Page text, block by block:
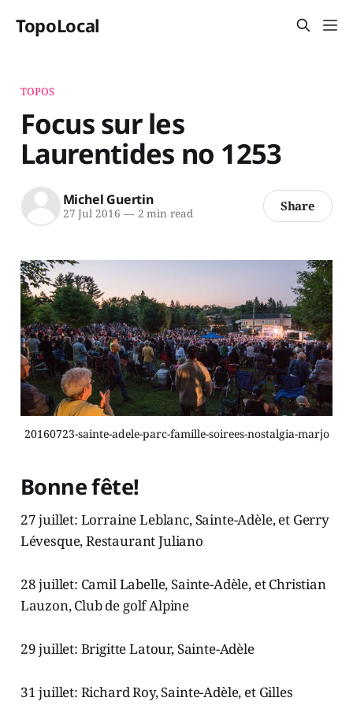
TopoLocal
TOPOS
Focus sur les
Laurentides no 1253
Michel Guertin
27 Jul 2016 —2 min read Share
20160723-sainte-adele-parc-famille-soirees-nostalgia-marjo
Bonne fête!
27 juillet: Lorraine Leblanc, Sainte-Adèle, et Gerry
Lévesque, Restaurant Juliano
28 juillet: Camil Labelle, Sainte-Adèle, et Christian
Lauzon, Club de golf Alpine
29 juillet: Brigitte Latour, Sainte-Adèle
31 juillet: Richard Roy, Sainte-Adèle, et Gilles